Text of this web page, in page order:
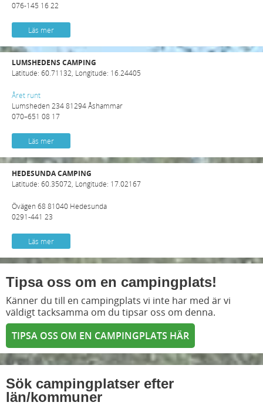
076-145 16 22
Läs mer
LUMSHEDENS CAMPING
Latitude: 60.71132, Longitude: 16.24405
Året runt
Lumsheden 234 81294 Åshammar
070–651 08 17
Läs mer
HEDESUNDA CAMPING
Latitude: 60.35072, Longitude: 17.02167
Övägen 68 81040 Hedesunda
0291-441 23
Läs mer
Tipsa oss om en campingplats!
Känner du till en campingplats vi inte har med är vi
väldigt tacksamma om du tipsar oss om denna.
TIPSA OSS OM EN CAMPINGPLATS HÄR
Sök campingplatser efter
län/kommuner